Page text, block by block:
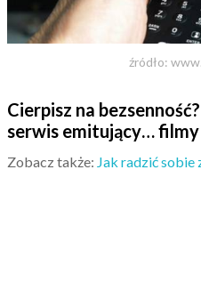
źródło:
Cierpisz na
serwis emitujący… filmy
Zobacz także: Jak radzić sobie